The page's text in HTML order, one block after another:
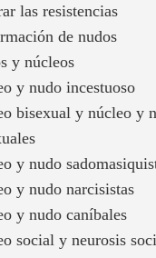
las resistencias
de nudos
y núcleos
y nudo incestuoso
bisexual y núcleo y
y nudo
y nudo narcisistas
y nudo caníbales
social y neurosis